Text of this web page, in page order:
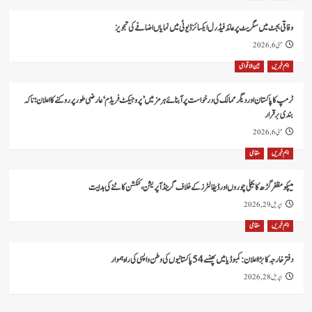
وفاقی بجٹ میں سگریٹ پر عائد فیڈرل ایکسائز ڈیوٹی میں نمایاں اضافے کی تجویز
مئی 6, 2026
اہم خبریں
بین الاقوامی
ٹرمپ کا پاکستان اور دیگر ممالک کی درخواست پر آبنائے ہرمز میں ’پروجیکٹ فریڈم‘ عارضی طور پر روکنے کا اعلان؛ ناکہ
بندی برقرار
مئی 6, 2026
اہم خبریں
مقامی
میپکو مظفرگڑھ کا بجلی چوروں اور ڈیفالٹرز کے خلاف گرینڈ آپریشن، کنکشن کاٹنے کی ہدایت
اپریل 29, 2026
اہم خبریں
مقامی
دفتر خارجہ کا بڑا اعلان: کمبوڈیا میں پھنسے 54 پاکستانیوں کی وطن واپسی کی راہ ہموار
اپریل 28, 2026